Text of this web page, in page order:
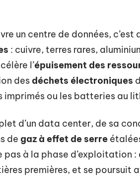
un centre de données, c’est
: cuivre, terres rares,
l’épuisement des
des déchets électroniques
ou les batteries au
d’un data center, de sa
de gaz à effet de serre
à la phase d’exploitation
premières, et se poursuit